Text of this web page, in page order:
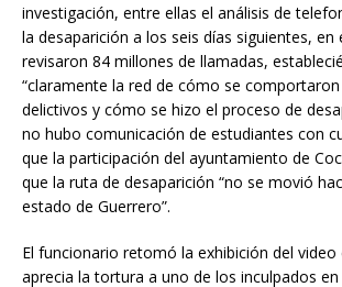
investigación, entre ellas el análisis de
la desaparición a los seis días siguientes, en
revisaron 84 millones de llamadas,
“claramente la red de cómo se
delictivos y cómo se hizo el proceso de
no hubo comunicación de estudiantes con
que la participación del ayuntamiento de
que la ruta de desaparición “no se movió
estado de Guerrero”.
El funcionario retomó la exhibición del video
aprecia la tortura a uno de los inculpados